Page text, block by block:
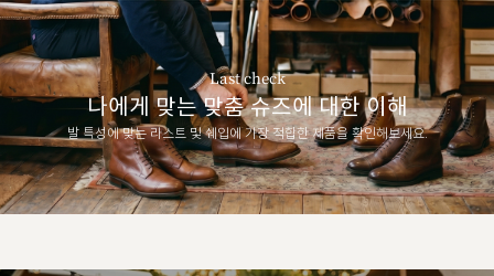
Last check
나에게 맞는 맞춤 슈즈에 대한 이해
발 특성에 맞는 라스트 및 쉐입에 가장 적합한 제품을 확인해보세요.